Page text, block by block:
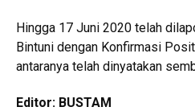
Hingga 17 Juni 2020 telah
Bintuni dengan Konfirmasi
antaranya telah dinyatakan
Editor: BUSTAM